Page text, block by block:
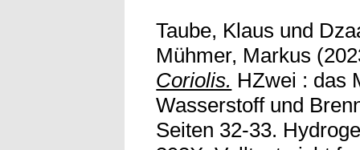
Taube, Klaus und
Mühmer, Markus
Coriolis. HZwei : das
Wasserstoff und
Seiten 32-33.